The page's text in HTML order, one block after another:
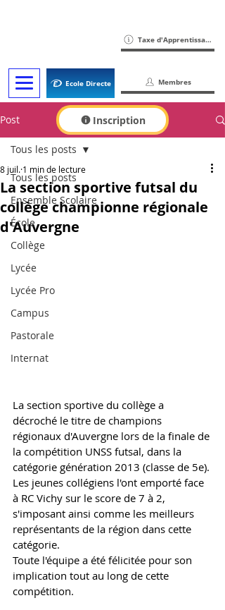
Ecole Directe
Taxe d'Apprentissage
Membres
Inscription
Post
Tous les posts
Ensemble Scolaire
École
Collège
Lycée
Lycée Pro
Campus
Pastorale
Internat
Tous les posts
La section sportive futsal du
collège championne régionale
d'Auvergne
8 juil. 1 min de lecture
La section sportive du collège a
décroché le titre de champions
régionaux d'Auvergne lors de la finale de
la compétition UNSS futsal, dans la
catégorie génération 2013 (classe de 5e).
Les jeunes collégiens l'ont emporté face
à RC Vichy sur le score de 7 à 2,
s'imposant ainsi comme les meilleurs
représentants de la région dans cette
catégorie.
Toute l'équipe a été félicitée pour son
implication tout au long de cette
compétition.